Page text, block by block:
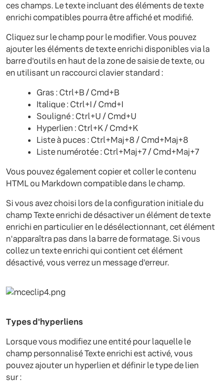
ces champs. Le texte incluant des éléments de texte
enrichi compatibles pourra être affiché et modifié.
Cliquez sur le champ pour le modifier. Vous pouvez
ajouter les éléments de texte enrichi disponibles via la
barre d'outils en haut de la zone de saisie de texte, ou
en utilisant un raccourci clavier standard :
Gras : Ctrl+B / Cmd+B
Italique : Ctrl+I / Cmd+I
Souligné : Ctrl+U / Cmd+U
Hyperlien : Ctrl+K / Cmd+K
Liste à puces : Ctrl+Maj+8 / Cmd+Maj+8
Liste numérotée : Ctrl+Maj+7 / Cmd+Maj+7
Vous pouvez également copier et coller le contenu
HTML ou Markdown compatible dans le champ.
Si vous avez choisi lors de la configuration initiale du
champ Texte enrichi de désactiver un élément de texte
enrichi en particulier en le désélectionnant, cet élément
n'apparaîtra pas dans la barre de formatage. Si vous
collez un texte enrichi qui contient cet élément
désactivé, vous verrez un message d'erreur.
Types d'hyperliens
Lorsque vous modifiez une entité pour laquelle le
champ personnalisé Texte enrichi est activé, vous
pouvez ajouter un hyperlien et définir le type de lien
sur :